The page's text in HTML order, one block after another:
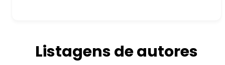
Listagens de autores